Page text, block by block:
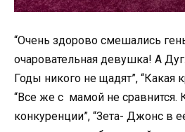
“Очень здорово смешались
очаровательная девушка! А
Годы никого не щадят”, “Какая
“Все же с мамой не сравнится.
конкуренции”, “Зета- Джонс в